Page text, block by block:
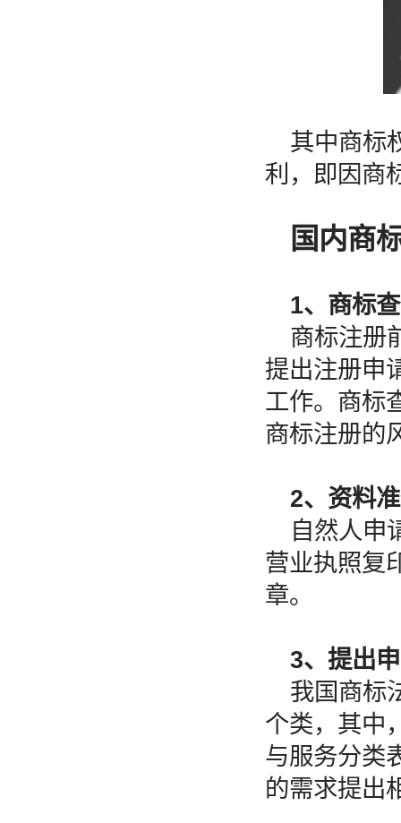
其中商标
利，即因商
国内商
1、商标
商标注册
提出注册申
工作。商标
商标注册的
2、资料
自然人申
营业执照复
章。
3、提出
我国商标
个类，其中
与服务分类
的需求提出